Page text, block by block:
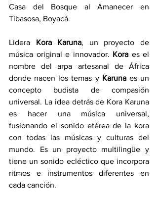
Casa del Bosque al Amanecer en
Tibasosa, Boyacá.
Lidera Kora Karuna, un proyecto de
música original e innovador. Kora es el
nombre del arpa artesanal de África
donde nacen los temas y Karuna es un
concepto budista de compasión
universal. La idea detrás de Kora Karuna
es hacer una música universal,
fusionando el sonido etérea de la kora
con todas las músicas y culturas del
mundo. Es un proyecto multilingüe y
tiene un sonido ecléctico que incorpora
ritmos e instrumentos diferentes en
cada canción.